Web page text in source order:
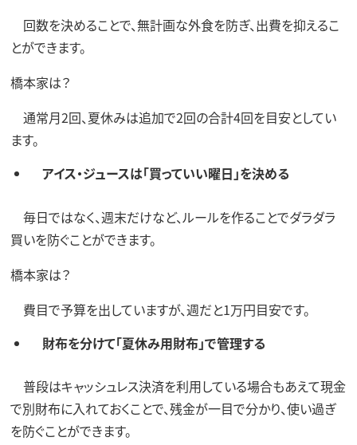
回数を決めることで、無計画な外食を防ぎ、出費を抑えるこ
とができます。
橋本家は？
通常月2回、夏休みは追加で2回の合計4回を目安としてい
ます。
アイス・ジュースは「買っていい曜日」を決める
毎日ではなく、週末だけなど、ルールを作ることでダラダラ
買いを防ぐことができます。
橋本家は？
費目で予算を出していますが、週だと1万円目安です。
財布を分けて「夏休み用財布」で管理する
普段はキャッシュレス決済を利用している場合もあえて現金
で別財布に入れておくことで、残金が一目で分かり、使い過ぎ
を防ぐことができます。